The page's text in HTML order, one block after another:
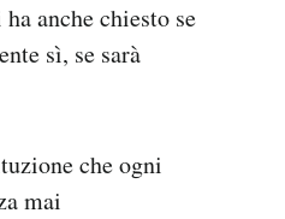
anche chiesto se
sì, se sarà
che ogni
mai